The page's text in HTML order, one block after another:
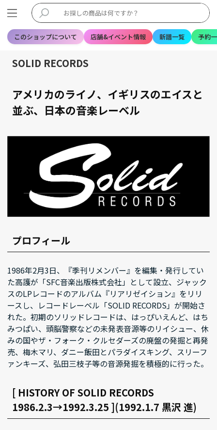
このショップについて 店舗&イベント情報 新譜一覧 予約
SOLID RECORDS
アメリカのライノ、イギリスのエイスと
並ぶ、日本の音楽レーベル
プロフィール
1986年2月3日、『季刊リメンバー』を編集・発行してい
た高護が「SFC音楽出版株式会社」として設立、ジャック
スのLPレコードのアルバム『リアリゼイション』をリリ
ースし、レコードレーベル「SOLID RECORDS」が開始さ
れた。初期のソリッドレコードは、はっぴいえんど、はち
みつぱい、頭脳警察などの未発表音源等のリイシュー、休
みの国やザ・フォーク・クルセダーズの廃盤の発掘と再発
売、梅木マリ、ダニー飯田とパラダイスキング、スリーフ
ァンキーズ、弘田三枝子等の音源発掘を積極的に行った。
[ HISTORY OF SOLID RECORDS
1986.2.3→1992.3.25 ](1992.1.7 黒沢 進)